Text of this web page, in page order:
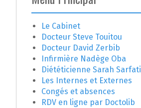
e
r
c
h
e
r
:
Le Cabinet
Docteur Steve Touitou
Docteur David Zerbib
Infirmière Nadège Oba
Diététicienne Sarah Sarfati
Les Internes et Externes
Congés et absences
RDV en ligne par Doctolib